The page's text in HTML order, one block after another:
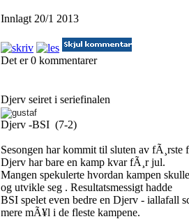
Innlagt 20/1 2013
Det er 0 kommentarer
Djerv seiret i seriefinalen
Djerv -BSI (7-2)
Sesongen har kommit til sluten av fÃ¸rste
Djerv har bare en kamp kvar fÃ¸r jul.
Mangen spekulerte hvordan kampen
og utvikle seg . Resultatsmessigt hadde
BSI spelet even bedre en Djerv - iallafall
mere mÃ¥l i de fleste kampene.